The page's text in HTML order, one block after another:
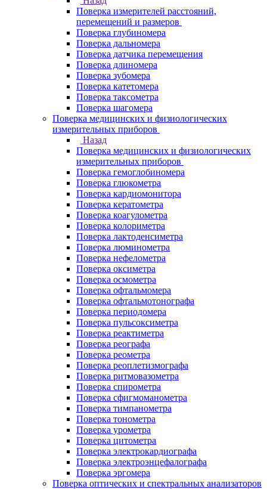
Поверка измерителей расстояний,
перемещений и размеров
Поверка глубиномера
Поверка дальномера
Поверка датчика перемещения
Поверка длиномера
Поверка зубомера
Поверка катетомера
Поверка таксометра
Поверка шагомера
Поверка медицинских и физиологических
измерительных приборов
Назад
Поверка медицинских и физиологических
измерительных приборов
Поверка гемоглобиномера
Поверка глюкометра
Поверка кардиомонитора
Поверка кератометра
Поверка коагулометра
Поверка колориметра
Поверка лактоденсиметра
Поверка люминометра
Поверка нефелометра
Поверка оксиметра
Поверка осмометра
Поверка офтальмомера
Поверка офтальмотонографа
Поверка периодомера
Поверка пульсоксиметра
Поверка реактиметра
Поверка реографа
Поверка реометра
Поверка реоплетизмографа
Поверка ритмовазометра
Поверка спирометра
Поверка сфигмоманометра
Поверка тимпанометра
Поверка тонометра
Поверка урометра
Поверка цитометра
Поверка электрокардиографа
Поверка электроэнцефалографа
Поверка эргомера
Поверка оптических и спектральных анализаторов